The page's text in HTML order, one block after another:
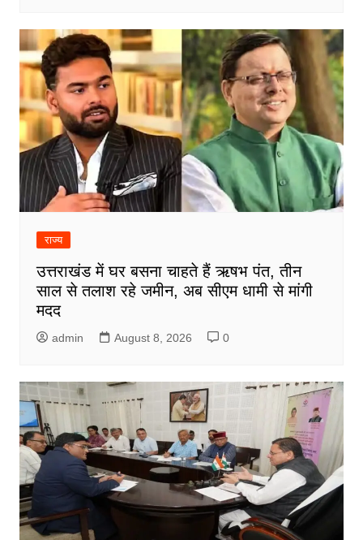
राज्य
उत्तराखंड में घर बसना चाहते हैं ऋषभ पंत, तीन
साल से तलाश रहे जमीन, अब सीएम धामी से मांगी
मदद
admin August 8, 2026 0